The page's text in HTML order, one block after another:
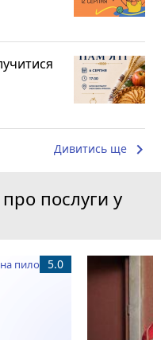
Дивитись ще keyboard_arrow_right
послуги у
5.0